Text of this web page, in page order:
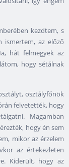
kezdtem, s
ismertem, az előző
hát felmegyek az
hogy sétálnak
osztályfőnök
felvetették, hogy
Magamban
hogy én sem
mikor az érzelem
az értekezleten
Kiderült, hogy az